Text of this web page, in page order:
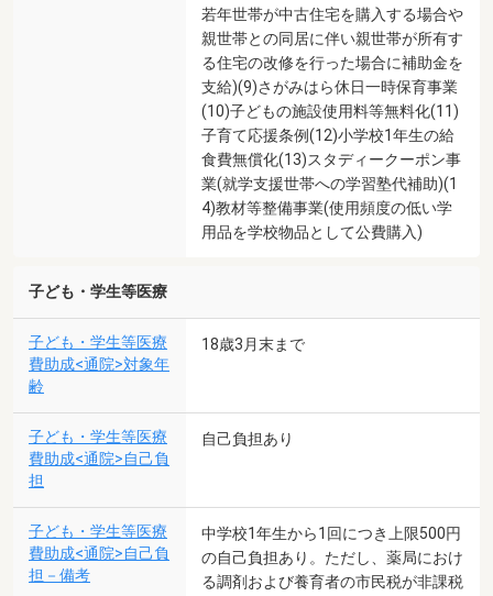
若年世帯が中古住宅を購入する場合や
親世帯との同居に伴い親世帯が所有す
る住宅の改修を行った場合に補助金を
支給)(9)さがみはら休日一時保育事業
(10)子どもの施設使用料等無料化(11)
子育て応援条例(12)小学校1年生の給
食費無償化(13)スタディークーポン事
業(就学支援世帯への学習塾代補助)(1
4)教材等整備事業(使用頻度の低い学
用品を学校物品として公費購入)
子ども・学生等医療
子ども・学生等医療
費助成<通院>対象年
齢
18歳3月末まで
子ども・学生等医療
費助成<通院>自己負
担
自己負担あり
子ども・学生等医療
費助成<通院>自己負
担－備考
中学校1年生から1回につき上限500円
の自己負担あり。ただし、薬局におけ
る調剤および養育者の市民税が非課税